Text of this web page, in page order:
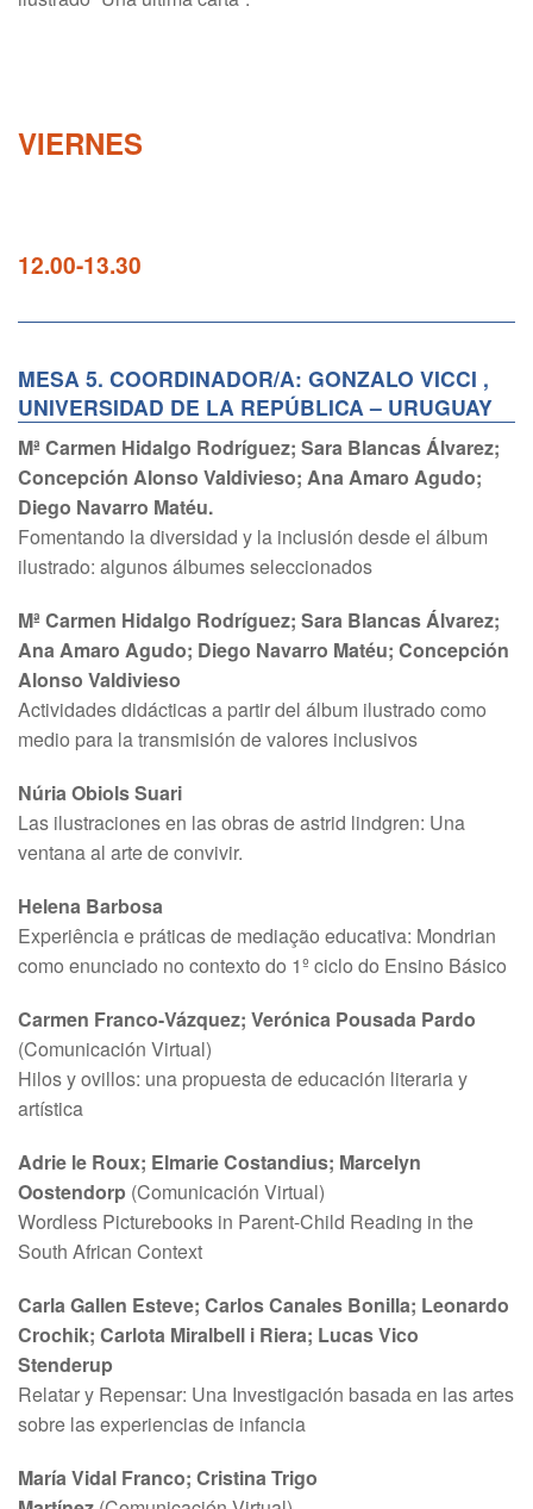
VIERNES
12.00-13.30
MESA 5. COORDINADOR/A: GONZALO VICCI ,
UNIVERSIDAD DE LA REPÚBLICA – URUGUAY
Mª Carmen Hidalgo Rodríguez; Sara Blancas Álvarez;
Concepción Alonso Valdivieso; Ana Amaro Agudo;
Diego Navarro Matéu.
Fomentando la diversidad y la inclusión desde el álbum
ilustrado: algunos álbumes seleccionados
Mª Carmen Hidalgo Rodríguez; Sara Blancas Álvarez;
Ana Amaro Agudo; Diego Navarro Matéu; Concepción
Alonso Valdivieso
Actividades didácticas a partir del álbum ilustrado como
medio para la transmisión de valores inclusivos
Núria Obiols Suari
Las ilustraciones en las obras de astrid lindgren: Una
ventana al arte de convivir.
Helena Barbosa
Experiência e práticas de mediação educativa: Mondrian
como enunciado no contexto do 1º ciclo do Ensino Básico
Carmen Franco-Vázquez; Verónica Pousada Pardo
(Comunicación Virtual)
Hilos y ovillos: una propuesta de educación literaria y
artística
Adrie le Roux; Elmarie Costandius; Marcelyn
Oostendorp (Comunicación Virtual)
Wordless Picturebooks in Parent-Child Reading in the
South African Context
Carla Gallen Esteve; Carlos Canales Bonilla; Leonardo
Crochik; Carlota Miralbell i Riera; Lucas Vico
Stenderup
Relatar y Repensar: Una Investigación basada en las artes
sobre las experiencias de infancia
María Vidal Franco; Cristina Trigo